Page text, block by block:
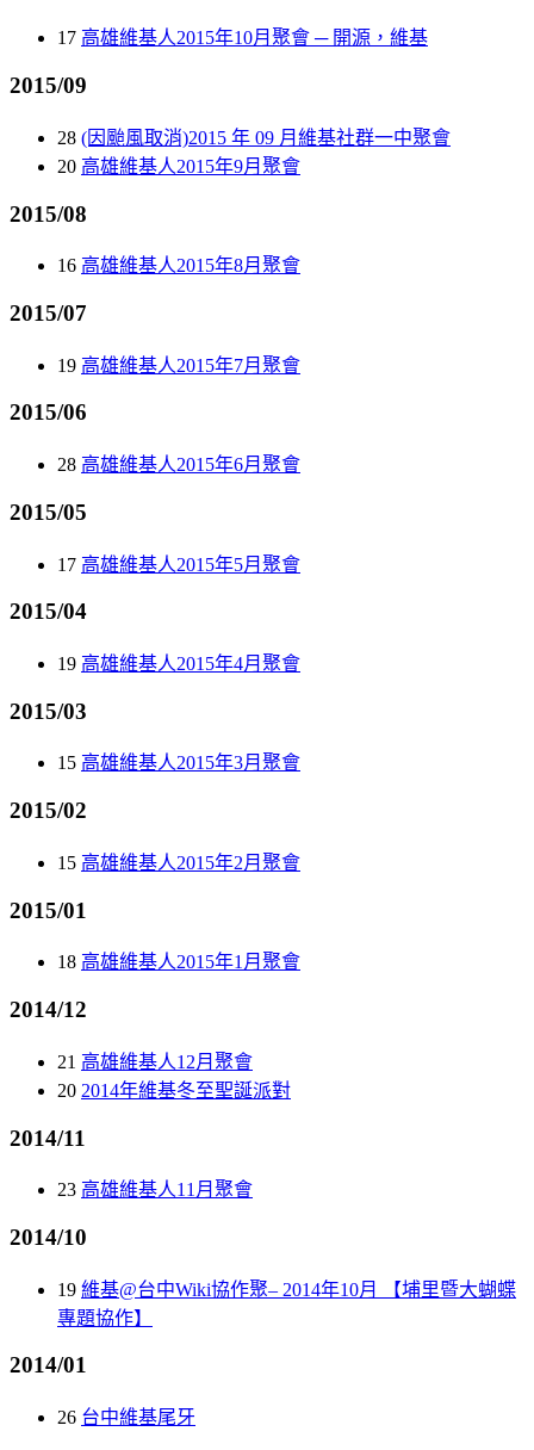
17 高雄維基人2015年10月聚會 ─ 開源，維基
2015/09
28 (因颱風取消)2015 年 09 月維基社群一中聚會
20 高雄維基人2015年9月聚會
2015/08
16 高雄維基人2015年8月聚會
2015/07
19 高雄維基人2015年7月聚會
2015/06
28 高雄維基人2015年6月聚會
2015/05
17 高雄維基人2015年5月聚會
2015/04
19 高雄維基人2015年4月聚會
2015/03
15 高雄維基人2015年3月聚會
2015/02
15 高雄維基人2015年2月聚會
2015/01
18 高雄維基人2015年1月聚會
2014/12
21 高雄維基人12月聚會
20 2014年維基冬至聖誕派對
2014/11
23 高雄維基人11月聚會
2014/10
19 維基@台中Wiki協作聚– 2014年10月 【埔里暨大蝴蝶
專題協作】
2014/01
26 台中維基尾牙